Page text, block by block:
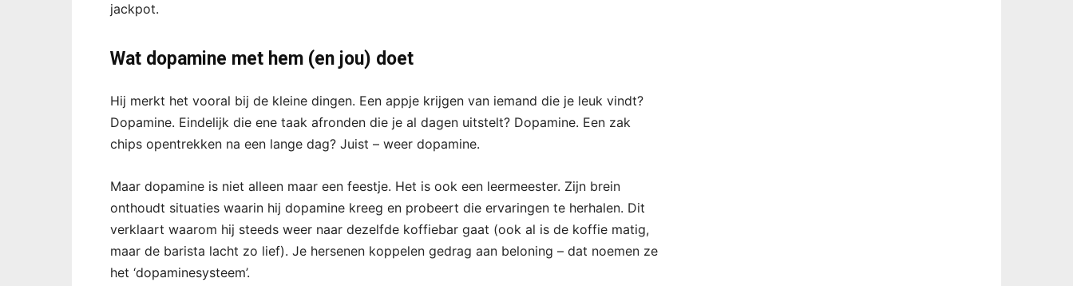
jackpot.
Wat dopamine met hem (en jou) doet
Hij merkt het vooral bij de kleine dingen. Een appje krijgen van iemand die je leuk vindt?
Dopamine. Eindelijk die ene taak afronden die je al dagen uitstelt? Dopamine. Een zak
chips opentrekken na een lange dag? Juist – weer dopamine.
Maar dopamine is niet alleen maar een feestje. Het is ook een leermeester. Zijn brein
onthoudt situaties waarin hij dopamine kreeg en probeert die ervaringen te herhalen. Dit
verklaart waarom hij steeds weer naar dezelfde koffiebar gaat (ook al is de koffie matig,
maar de barista lacht zo lief). Je hersenen koppelen gedrag aan beloning – dat noemen ze
het ‘dopaminesysteem’.